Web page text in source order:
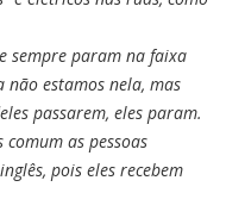
sempre param na faixa
não estamos nela, mas
passarem, eles param.
as pessoas
pois eles recebem